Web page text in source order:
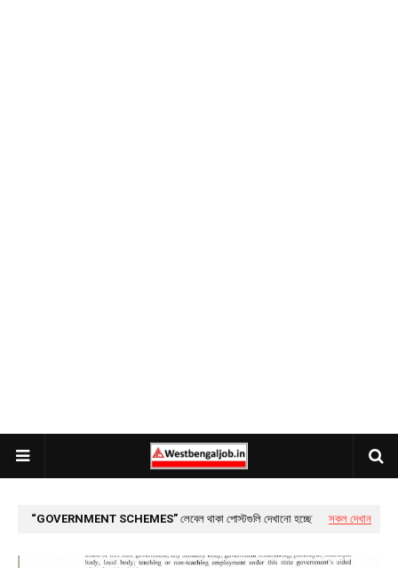
GOVERNMENT SCHEMES লেবেল থাকা পোস্টগুলি দেখানো হচ্ছে সকল দেখান